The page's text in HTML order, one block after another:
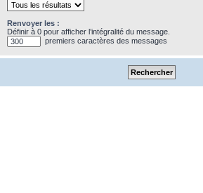
Renvoyer les :
Définir à 0 pour afficher l’intégralité du message.
premiers caractères des messages